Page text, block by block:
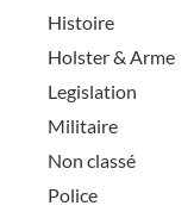
Histoire
Holster & Arme
Legislation
Militaire
Non classé
Police